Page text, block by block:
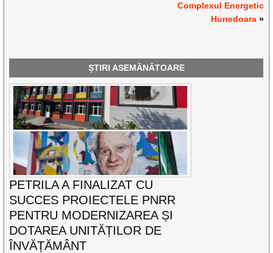
Complexul Energetic
Hunedoara»
ȘTIRI ASEMĂNĂTOARE
PETRILA A FINALIZAT CU
SUCCES PROIECTELE PNRR
PENTRU MODERNIZAREA ȘI
DOTAREA UNITĂȚILOR DE
ÎNVĂȚĂMÂNT